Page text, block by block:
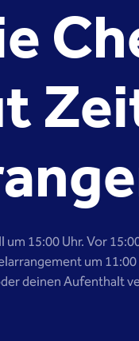
15:00 Uhr. Vor
um
deinen Aufenthalt